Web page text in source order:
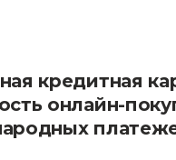
кредитная
онлайн-